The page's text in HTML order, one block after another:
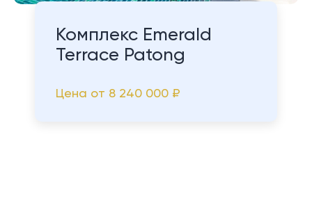
Комплекс Emerald
Terrace Patong
Цена от 8 240 000 ₽